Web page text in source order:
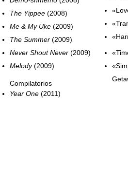
The Yippee (2008)
Me & My Uke (2009)
The Summer (2009)
Never Shout Never (2009)
Melody(2009)
Compilatorios
Year One (2011)